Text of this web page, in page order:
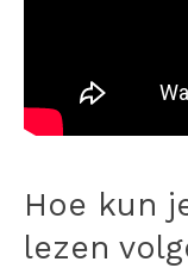
Hoe kun
lezen